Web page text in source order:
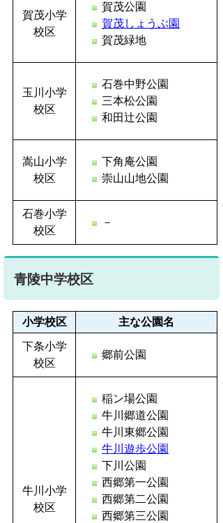
賀茂小学
校区
賀茂公園
賀茂しょうぶ園
賀茂緑地
玉川小学
校区
石巻中野公園
三本松公園
和田辻公園
嵩山小学
校区
下角庵公園
崇山山地公園
石巻小学
校区
－
青陵中学校区
小学校区 主な公園名
下条小学
校区
郷前公園
牛川小学
校区
稲ン場公園
牛川郷道公園
牛川東郷公園
牛川遊歩公園
下川公園
西郷第一公園
西郷第二公園
西郷第三公園